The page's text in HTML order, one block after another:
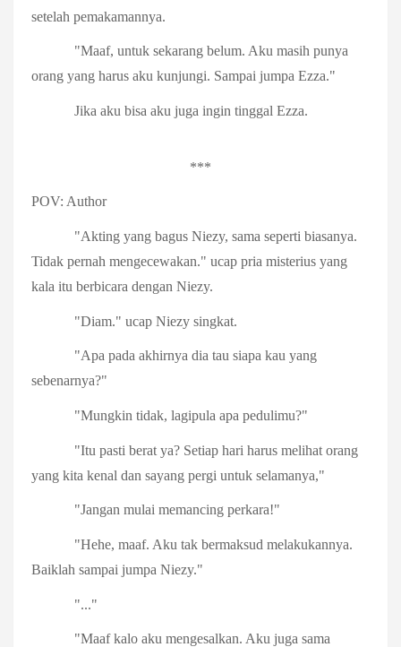
setelah pemakamannya.
"Maaf, untuk sekarang belum. Aku masih punya
orang yang harus aku kunjungi. Sampai jumpa Ezza."
Jika aku bisa aku juga ingin tinggal Ezza.
***
POV: Author
"Akting yang bagus Niezy, sama seperti biasanya.
Tidak pernah mengecewakan." ucap pria misterius yang
kala itu berbicara dengan Niezy.
"Diam." ucap Niezy singkat.
"Apa pada akhirnya dia tau siapa kau yang
sebenarnya?"
"Mungkin tidak, lagipula apa pedulimu?"
"Itu pasti berat ya? Setiap hari harus melihat orang
yang kita kenal dan sayang pergi untuk selamanya,"
"Jangan mulai memancing perkara!"
"Hehe, maaf. Aku tak bermaksud melakukannya.
Baiklah sampai jumpa Niezy."
"..."
"Maaf kalo aku mengesalkan. Aku juga sama